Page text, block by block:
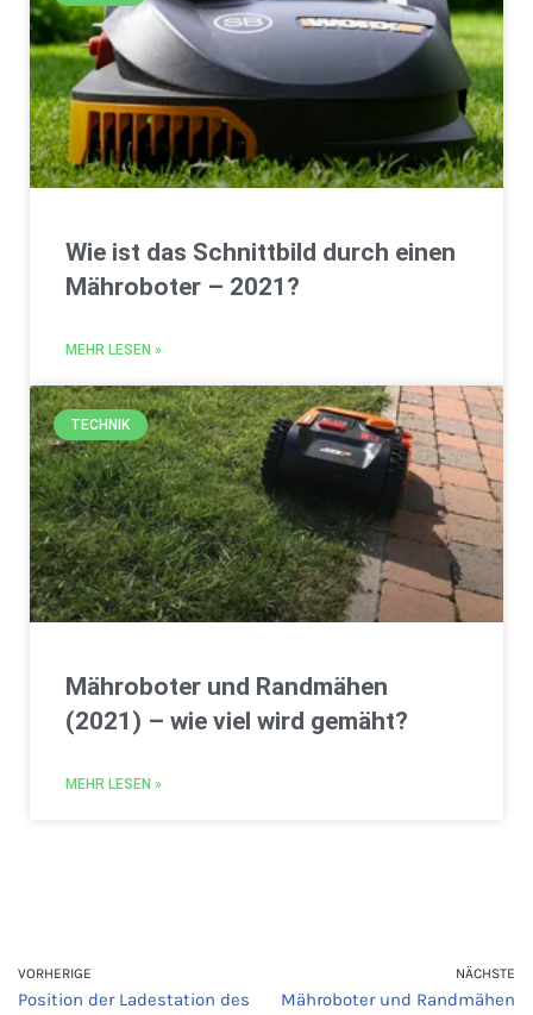
Wie ist das Schnittbild durch einen
Mähroboter – 2021?
MEHR LESEN »
TECHNIK
Mähroboter und Randmähen
(2021) – wie viel wird gemäht?
MEHR LESEN »
VORHERIGE
Position der Ladestation des
NÄCHSTE
Mähroboter und Randmähen